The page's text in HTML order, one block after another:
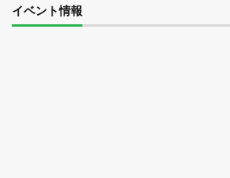
イベント情報